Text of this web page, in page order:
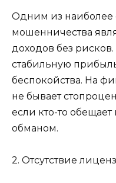
Одним из наиболее
мошенничества
доходов без
стабильную
беспокойства. На
не бывает
если кто-то
обманом.
2. Отсутствие